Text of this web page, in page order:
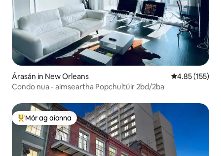
Árasán in New Orleans Meánrátáil
4.85 (155)
Condo nua - aimseartha Popchultúir 2bd/2ba
An-mhór ag aíonna
Mór ag aíonna